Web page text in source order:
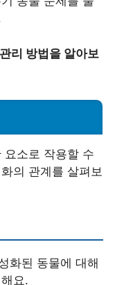
리 방법을 알아보
요소로 작용할 수
의 관계를 살펴보
화된 동물에 대해
요.